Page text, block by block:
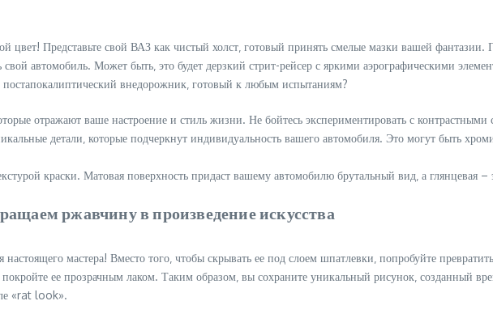
цвет! Представьте свой ВАЗ как чистый холст‚ готовый принять смелые мазки вашей
свой автомобиль. Может быть‚ это будет дерзкий стрит-рейсер с яркими аэрографическими
постапокалиптический внедорожник‚ готовый к любым испытаниям?
отражают ваше настроение и стиль жизни. Не бойтесь экспериментировать с
детали‚ которые подчеркнут индивидуальность вашего автомобиля. Это могут быть
краски. Матовая поверхность придаст вашему автомобилю брутальный вид‚ а глянцевая –
ржавчину в произведение искусства
мастера! Вместо того‚ чтобы скрывать ее под слоем шпатлевки‚ попробуйте
ее прозрачным лаком. Таким образом‚ вы сохраните уникальный рисунок‚ созданный
«rat look».